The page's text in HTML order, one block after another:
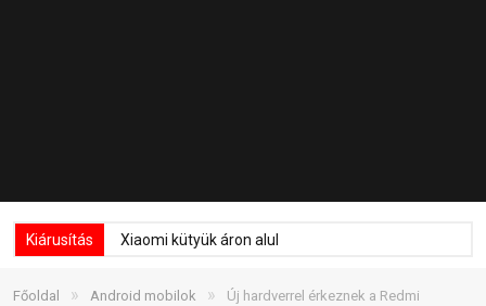
Kiárusítás Xiaomi kütyük áron alul
Főoldal » Android mobilok »
Új hardverrel érkeznek a Redmi